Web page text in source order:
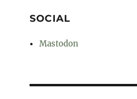
SOCIAL
Mastodon